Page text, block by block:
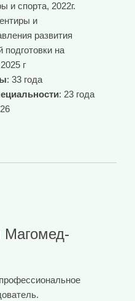
и спорта, 2022г.
и
развития
подготовки на
г
: 33 года
: 23 года
Магомед-